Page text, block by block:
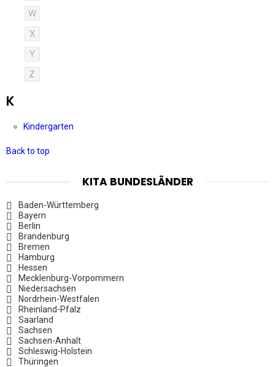
W
X
Y
Z
K
Kindergarten
Back to top
KITA BUNDESLÄNDER
Baden-Württemberg
Bayern
Berlin
Brandenburg
Bremen
Hamburg
Hessen
Mecklenburg-Vorpommern
Niedersachsen
Nordrhein-Westfalen
Rheinland-Pfalz
Saarland
Sachsen
Sachsen-Anhalt
Schleswig-Holstein
Thüringen